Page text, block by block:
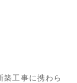
工事に携わら